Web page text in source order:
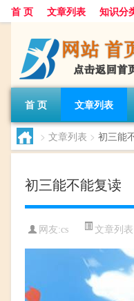
首 页 文章列表 知识分
首 页 文章列表
> 文章列表 > 初三能
初三能不能复读
网友:cs 文章列表